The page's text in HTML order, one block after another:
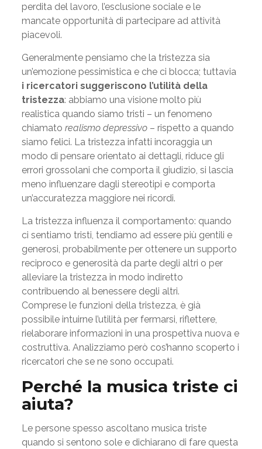
perdita del lavoro, l’esclusione sociale e le
mancate opportunità di partecipare ad attività
piacevoli.
Generalmente pensiamo che la tristezza sia
un’emozione pessimistica e che ci blocca; tuttavia
i ricercatori suggeriscono l’utilità della
tristezza: abbiamo una visione molto più
realistica quando siamo tristi – un fenomeno
chiamato realismo depressivo – rispetto a quando
siamo felici. La tristezza infatti incoraggia un
modo di pensare orientato ai dettagli, riduce gli
errori grossolani che comporta il giudizio, si lascia
meno influenzare dagli stereotipi e comporta
un’accuratezza maggiore nei ricordi.
La tristezza influenza il comportamento: quando
ci sentiamo tristi, tendiamo ad essere più gentili e
generosi, probabilmente per ottenere un supporto
reciproco e generosità da parte degli altri o per
alleviare la tristezza in modo indiretto
contribuendo al benessere degli altri.
Comprese le funzioni della tristezza, è già
possibile intuirne l’utilità per fermarsi, riflettere,
rielaborare informazioni in una prospettiva nuova e
costruttiva. Analizziamo però cos’hanno scoperto i
ricercatori che se ne sono occupati.
Perché la musica triste ci
aiuta?
Le persone spesso ascoltano musica triste
quando si sentono sole e dichiarano di fare questa